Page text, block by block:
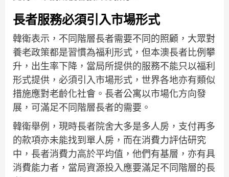
長者服務必須引入市場形式
韓衛表示，不同階層長者需要不同的照顧，大眾對
養老政策都是習慣為福利形式，但本澳長者比例攀
升，出生率下降，當局所提供的服務不能只以福利
形式提供，必須引入市場形式，世界各地亦有類似
措施應對老齡化社會。長者公寓以市場化方向發
展，可滿足不同階層長者的需要。
韓衛舉例，現時長者院舍大多是多人房，支付再多
的款項亦未能找到單人房，而在消費力評估研究
中，長者消費力高於平均值，他們有基層，亦有具
消費能力者，當局資源投入應要滿足不同階層的長